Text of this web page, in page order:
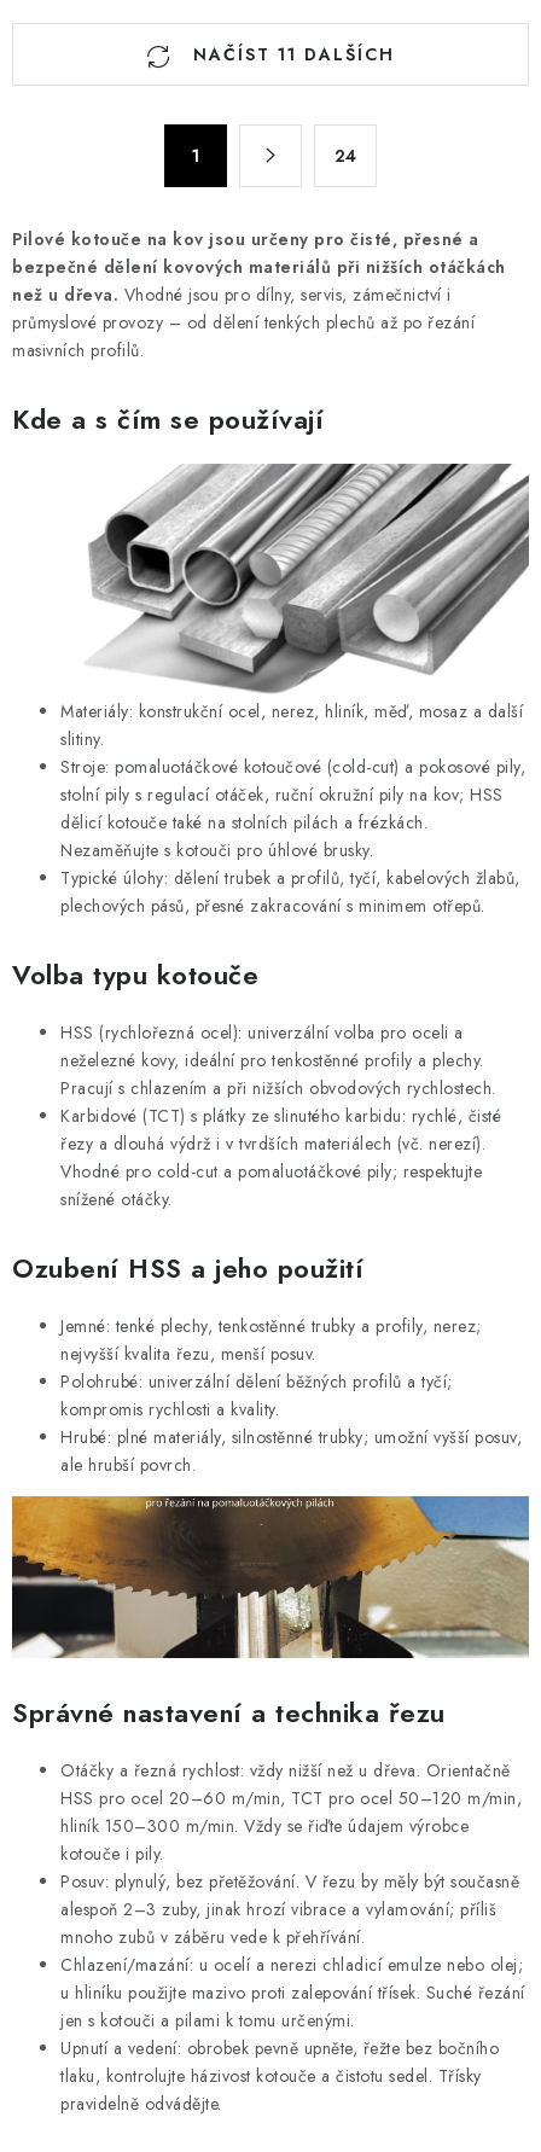
O
c
í
p
r
v
y
NAČÍST 11 DALŠÍCH
á
n
k
o
v
í
1 24
Pilové kotouče na kov jsou určeny pro čisté, přesné a
bezpečné dělení kovových materiálů při nižších otáčkách
než u dřeva. Vhodné jsou pro dílny, servis, zámečnictví i
průmyslové provozy – od dělení tenkých plechů až po řezání
masivních profilů.
Kde a s čím se používají
Materiály: konstrukční ocel, nerez, hliník, měď, mosaz a další
slitiny.
Stroje: pomaluotáčkové kotoučové (cold-cut) a pokosové pily,
stolní pily s regulací otáček, ruční okružní pily na kov; HSS
dělicí kotouče také na stolních pilách a frézkách.
Nezaměňujte s kotouči pro úhlové brusky.
Typické úlohy: dělení trubek a profilů, tyčí, kabelových žlabů,
plechových pásů, přesné zakracování s minimem otřepů.
Volba typu kotouče
HSS (rychlořezná ocel): univerzální volba pro oceli a
neželezné kovy, ideální pro tenkostěnné profily a plechy.
Pracují s chlazením a při nižších obvodových rychlostech.
Karbidové (TCT) s plátky ze slinutého karbidu: rychlé, čisté
řezy a dlouhá výdrž i v tvrdších materiálech (vč. nerezí).
Vhodné pro cold-cut a pomaluotáčkové pily; respektujte
snížené otáčky.
Ozubení HSS a jeho použití
Jemné: tenké plechy, tenkostěnné trubky a profily, nerez;
nejvyšší kvalita řezu, menší posuv.
Polohrubé: univerzální dělení běžných profilů a tyčí;
kompromis rychlosti a kvality.
Hrubé: plné materiály, silnostěnné trubky; umožní vyšší posuv,
ale hrubší povrch.
Správné nastavení a technika řezu
Otáčky a řezná rychlost: vždy nižší než u dřeva. Orientačně
HSS pro ocel 20–60 m/min, TCT pro ocel 50–120 m/min,
hliník 150–300 m/min. Vždy se řiďte údajem výrobce
kotouče i pily.
Posuv: plynulý, bez přetěžování. V řezu by měly být současně
alespoň 2–3 zuby, jinak hrozí vibrace a vylamování; příliš
mnoho zubů v záběru vede k přehřívání.
Chlazení/mazání: u ocelí a nerezi chladicí emulze nebo olej;
u hliníku použijte mazivo proti zalepování třísek. Suché řezání
jen s kotouči a pilami k tomu určenými.
Upnutí a vedení: obrobek pevně upněte, řežte bez bočního
tlaku, kontrolujte házivost kotouče a čistotu sedel. Třísky
pravidelně odvádějte.